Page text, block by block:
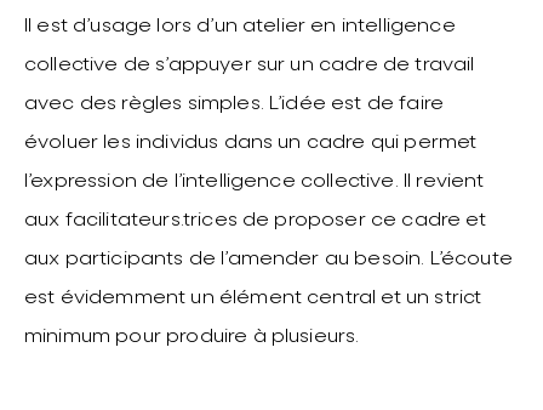
Il est d’usage lors d’un atelier en intelligence
collective de s’appuyer sur un cadre de travail
avec des règles simples. L’idée est de faire
évoluer les individus dans un cadre qui permet
l’expression de l’intelligence collective. Il revient
aux facilitateurs.trices de proposer ce cadre et
aux participants de l’amender au besoin. L’écoute
est évidemment un élément central et un strict
minimum pour produire à plusieurs.